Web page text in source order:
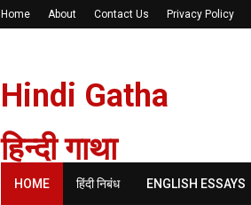
Home About Contact Us Privacy Policy
Hindi Gatha
हिन्दी गाथा
HOME हिंदी निबंध ENGLISH ESSAYS